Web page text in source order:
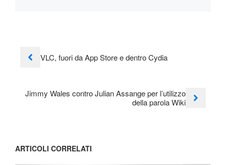
VLC, fuori da App Store e dentro Cydia
Jimmy Wales contro Julian Assange per l’utilizzo
della parola Wiki
ARTICOLI CORRELATI